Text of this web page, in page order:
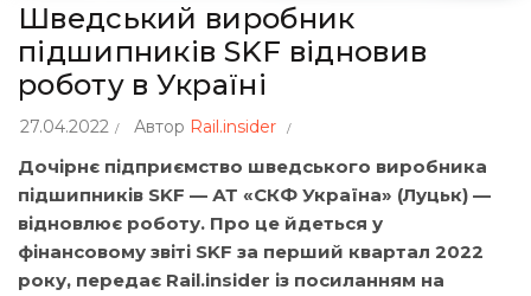
Шведський виробник
підшипників SKF відновив
роботу в Україні
27.04.2022 Автор Rail.insider
Дочірнє підприємство шведського виробника
підшипників SKF — АТ «СКФ Україна» (Луцьк) —
відновлює роботу. Про це йдеться у
фінансовому звіті SKF за перший квартал 2022
року, передає Rail.insider із посиланням на